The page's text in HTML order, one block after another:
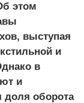
этом
выступая
и
в
и
оборота